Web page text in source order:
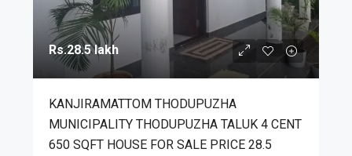
Rs.28.5 lakh
KANJIRAMATTOM THODUPUZHA
MUNICIPALITY THODUPUZHA TALUK 4 CENT
650 SQFT HOUSE FOR SALE PRICE 28.5